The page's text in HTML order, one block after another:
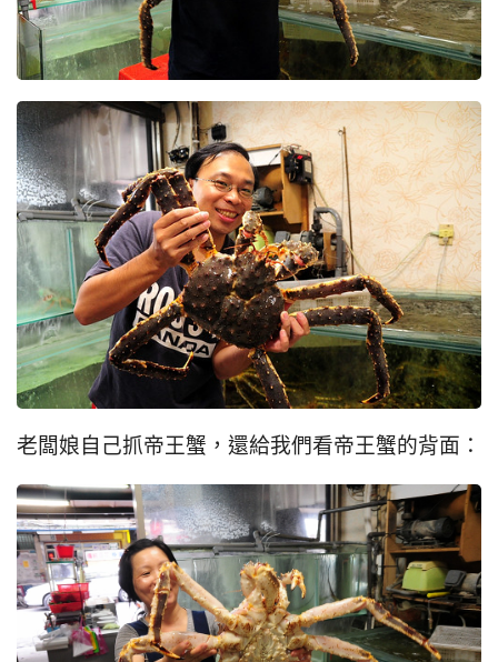
老闆娘自己抓帝王蟹，還給我們看帝王蟹的背面：